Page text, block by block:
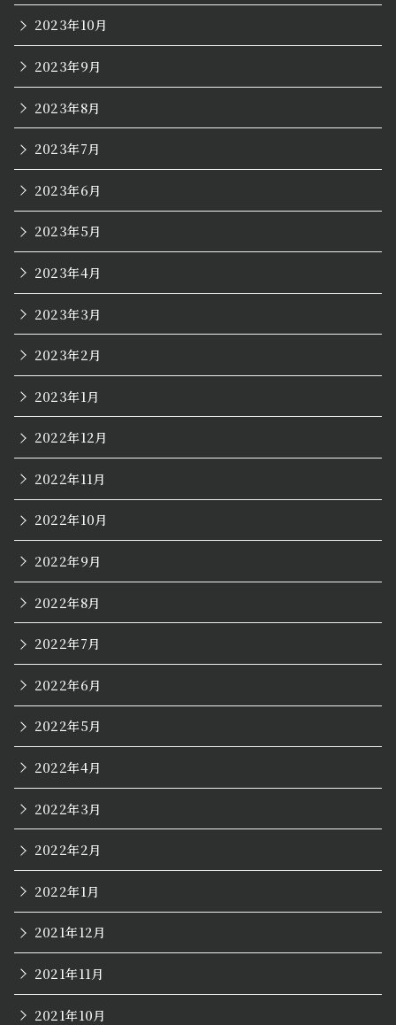
2023年10月
2023年9月
2023年8月
2023年7月
2023年6月
2023年5月
2023年4月
2023年3月
2023年2月
2023年1月
2022年12月
2022年11月
2022年10月
2022年9月
2022年8月
2022年7月
2022年6月
2022年5月
2022年4月
2022年3月
2022年2月
2022年1月
2021年12月
2021年11月
2021年10月